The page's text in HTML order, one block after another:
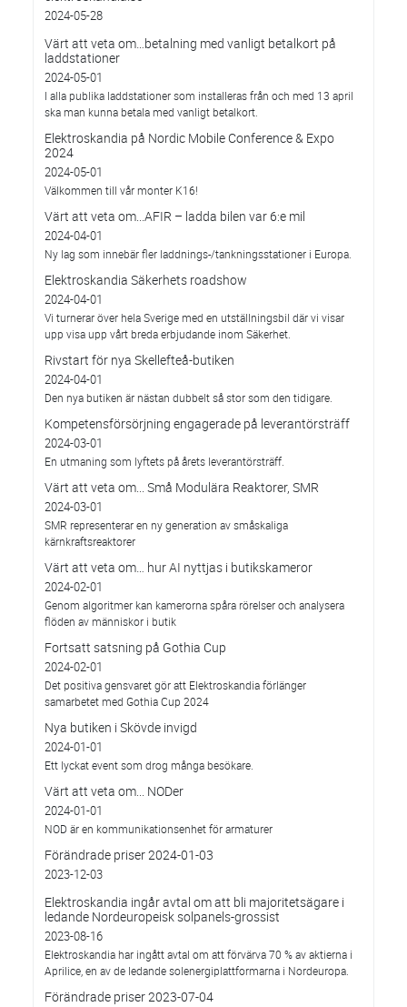
2024-05-28
Värt att veta om…betalning med vanligt betalkort på
laddstationer
2024-05-01
I alla publika laddstationer som installeras från och med 13 april
ska man kunna betala med vanligt betalkort.
Elektroskandia på Nordic Mobile Conference & Expo
2024
2024-05-01
Välkommen till vår monter K16!
Värt att veta om...AFIR – ladda bilen var 6:e mil
2024-04-01
Ny lag som innebär fler laddnings-/tankningsstationer i Europa.
Elektroskandia Säkerhets roadshow
2024-04-01
Vi turnerar över hela Sverige med en utställningsbil där vi visar
upp visa upp vårt breda erbjudande inom Säkerhet.
Rivstart för nya Skellefteå-butiken
2024-04-01
Den nya butiken är nästan dubbelt så stor som den tidigare.
Kompetensförsörjning engagerade på leverantörsträff
2024-03-01
En utmaning som lyftets på årets leverantörsträff.
Värt att veta om... Små Modulära Reaktorer, SMR
2024-03-01
SMR representerar en ny generation av småskaliga
kärnkraftsreaktorer
Värt att veta om… hur AI nyttjas i butikskameror
2024-02-01
Genom algoritmer kan kamerorna spåra rörelser och analysera
flöden av människor i butik
Fortsatt satsning på Gothia Cup
2024-02-01
Det positiva gensvaret gör att Elektroskandia förlänger
samarbetet med Gothia Cup 2024
Nya butiken i Skövde invigd
2024-01-01
Ett lyckat event som drog många besökare.
Värt att veta om... NODer
2024-01-01
NOD är en kommunikationsenhet för armaturer
Förändrade priser 2024-01-03
2023-12-03
Elektroskandia ingår avtal om att bli majoritetsägare i
ledande Nordeuropeisk solpanels-grossist
2023-08-16
Elektroskandia har ingått avtal om att förvärva 70 % av aktierna i
Aprilice, en av de ledande solenergiplattformarna i Nordeuropa.
Förändrade priser 2023-07-04